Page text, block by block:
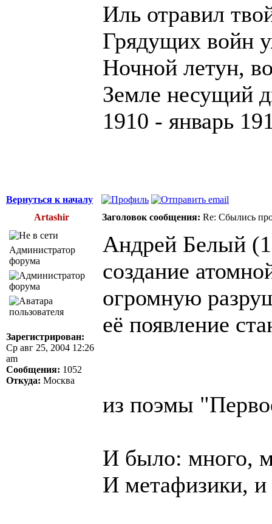
Иль отравил
Грядущих войн
Ночной летун,
Земле несущий
1910 - январь
Вернуться к началу
Artashir
Заголовок сообщения: Re: Сбылись
Администратор
форума
Зарегистрирован:
Ср авг 25, 2004 12:26
am
Сообщения: 1052
Откуда: Москва
Андрей Белый
создание
огромную
её появление
из поэмы
И было: много,
И метафизики,